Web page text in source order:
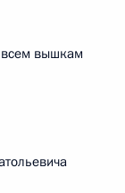
всем вышкам